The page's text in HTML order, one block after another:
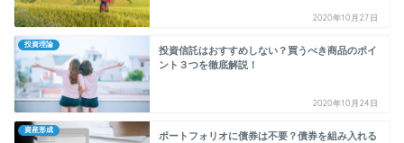
2020年10月27日
投資理論
投資信託はおすすめしない？買うべき商品のポイ
ント３つを徹底解説！
2020年10月24日
資産形成
ポートフォリオに債券は不要？債券を組み入れる